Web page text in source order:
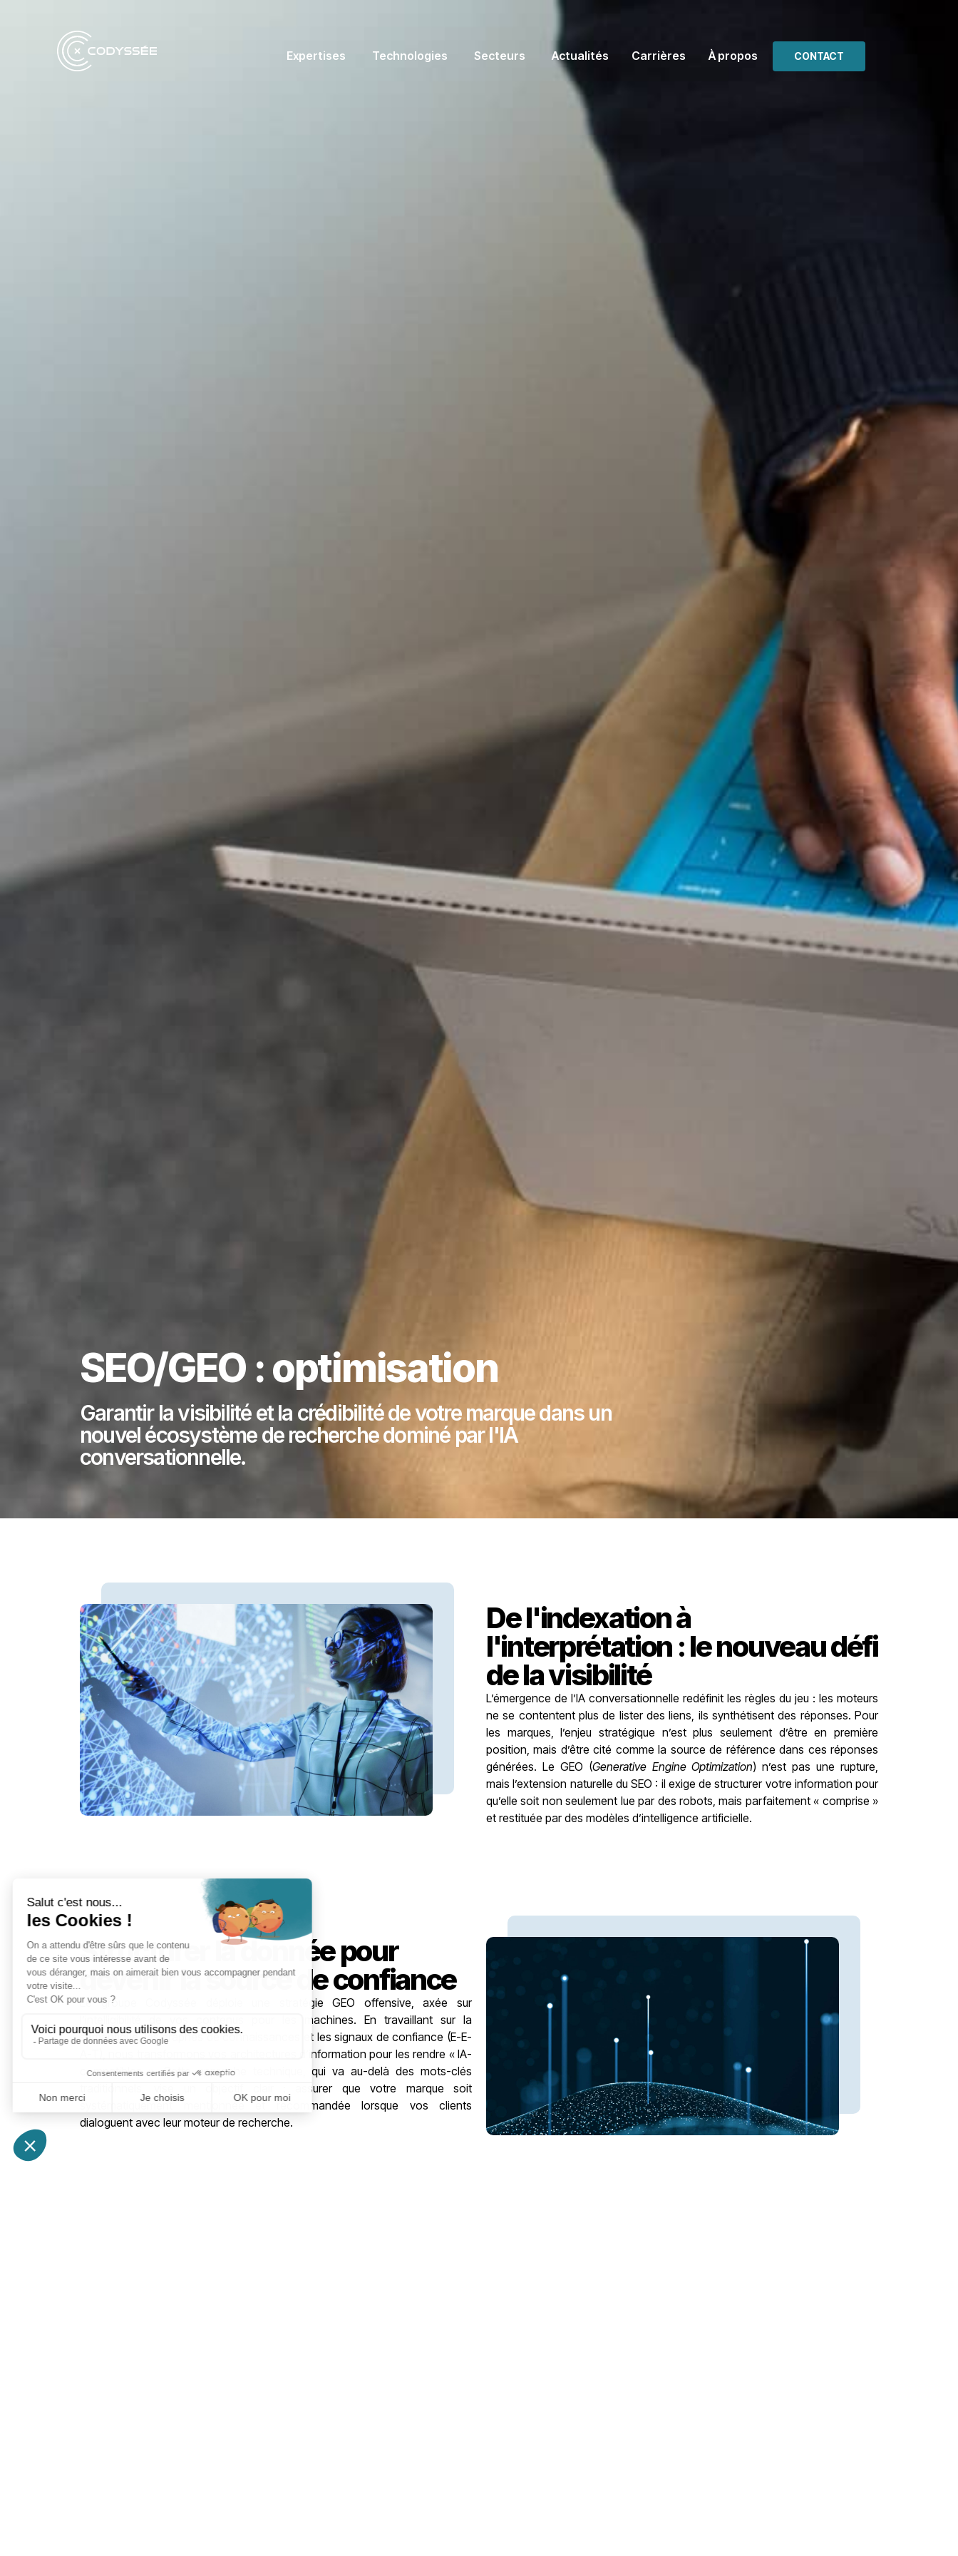
Expertises Technologies Secteurs Actualités Carrières À propos CONTACT
SEO/GEO : optimisation
Garantir la visibilité et la crédibilité de votre marque dans un
nouvel écosystème de recherche dominé par l'IA
conversationnelle.
De l'indexation à
l'interprétation : le nouveau défi
de la visibilité
L’émergence de l’IA conversationnelle redéfinit les règles du jeu : les moteurs
ne se contentent plus de lister des liens, ils synthétisent des réponses. Pour
les marques, l’enjeu stratégique n’est plus seulement d’être en première
position, mais d’être cité comme la source de référence dans ces réponses
générées. Le GEO (Generative Engine Optimization) n’est pas une rupture,
mais l’extension naturelle du SEO : il exige de structurer votre information pour
qu’elle soit non seulement lue par des robots, mais parfaitement « comprise »
et restituée par des modèles d’intelligence artificielle.
Structurer la donnée pour
devenir la source de confiance
Le groupe Codyssée déploie une stratégie GEO offensive, axée sur
l’intelligibilité de vos contenus pour les machines. En travaillant sur la
sémantique, les graphes de connaissances et les signaux de confiance (E-E-
A-T), nous transformons vos architectures d’information pour les rendre « IA-
compatibles ». Cette approche technique, qui va au-delà des mots-clés
traditionnels, vise un objectif clair : assurer que votre marque soit
systématiquement mentionnée et recommandée lorsque vos clients
dialoguent avec leur moteur de recherche.